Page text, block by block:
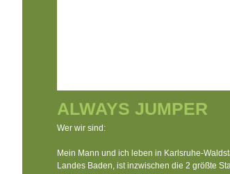
ALWAYS JUMPER
Wer wir sind:
Mein Mann und ich leben in Karlsruhe-
Landes Baden, ist inzwischen die 2 größte